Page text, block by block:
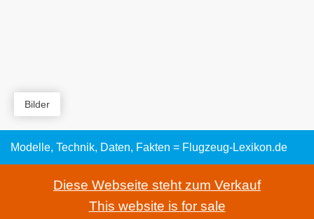
Bilder
Modelle, Technik, Daten, Fakten = Flugzeug-Lexikon.de
Diese Webseite steht zum Verkauf
This website is for sale